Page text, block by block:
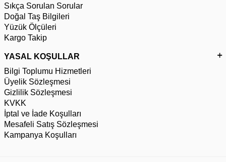
Sıkça Sorulan Sorular
Doğal Taş Bilgileri
Yüzük Ölçüleri
Kargo Takip
YASAL KOŞULLAR
Bilgi Toplumu Hizmetleri
Üyelik Sözleşmesi
Gizlilik Sözleşmesi
KVKK
İptal ve İade Koşulları
Mesafeli Satış Sözleşmesi
Kampanya Koşulları